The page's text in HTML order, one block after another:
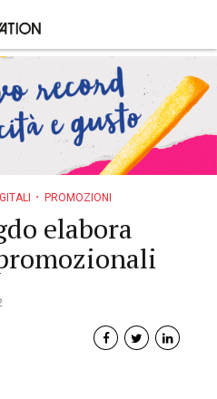
PROMOZIONI
elabora